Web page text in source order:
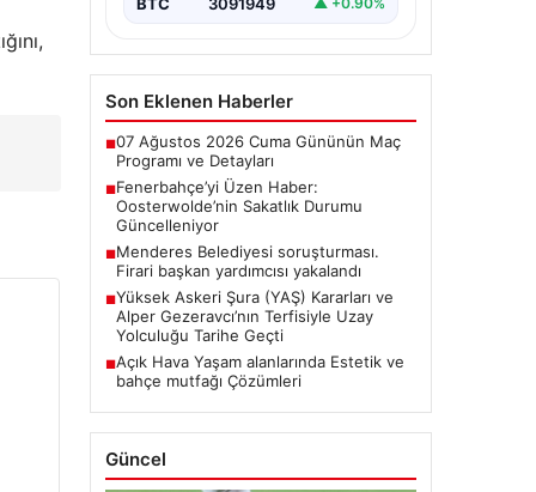
Son Eklenen Haberler
■07 Ağustos 2026 Cuma Gününün Maç
Programı ve Detayları
■Fenerbahçe’yi Üzen Haber:
Oosterwolde’nin Sakatlık Durumu
Güncelleniyor
■Menderes Belediyesi soruşturması.
Firari başkan yardımcısı yakalandı
■Yüksek Askeri Şura (YAŞ) Kararları ve
Alper Gezeravcı’nın Terfisiyle Uzay
Yolculuğu Tarihe Geçti
■Açık Hava Yaşam alanlarında Estetik ve
bahçe mutfağı Çözümleri
Güncel